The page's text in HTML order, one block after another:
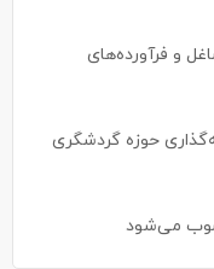
و فرآورده‌های
حوزه گردشگری
می‌شود